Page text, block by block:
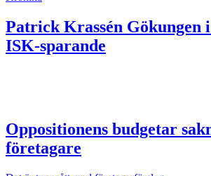
Patrick Krassén Gökungen
ISK-sparande
Oppositionens budgetar
företagare